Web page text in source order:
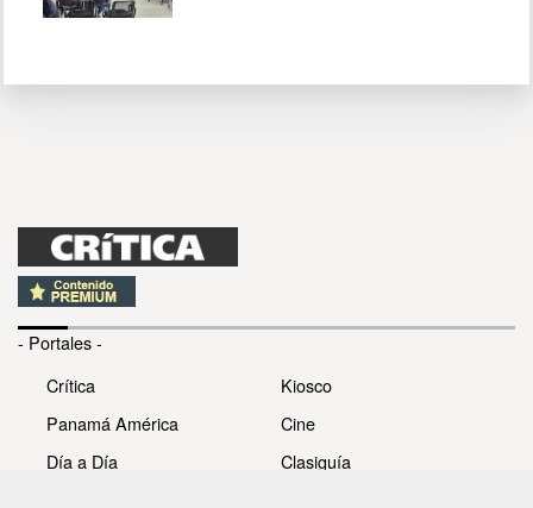
- Portales -
Crítica
Panamá América
Día a Día
Kiosco
Cine
Clasiguía